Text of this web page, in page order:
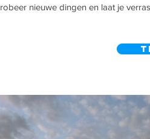
nieuwe dingen en laat je